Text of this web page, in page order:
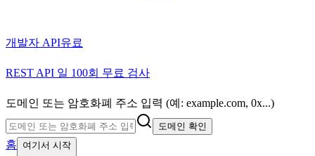
개발자 API유료
REST API 일 100회 무료 검사
도메인 또는 암호화폐 주소 입력 (예: example.com, 0x...)
도메인 확인
홈 여기서 시작